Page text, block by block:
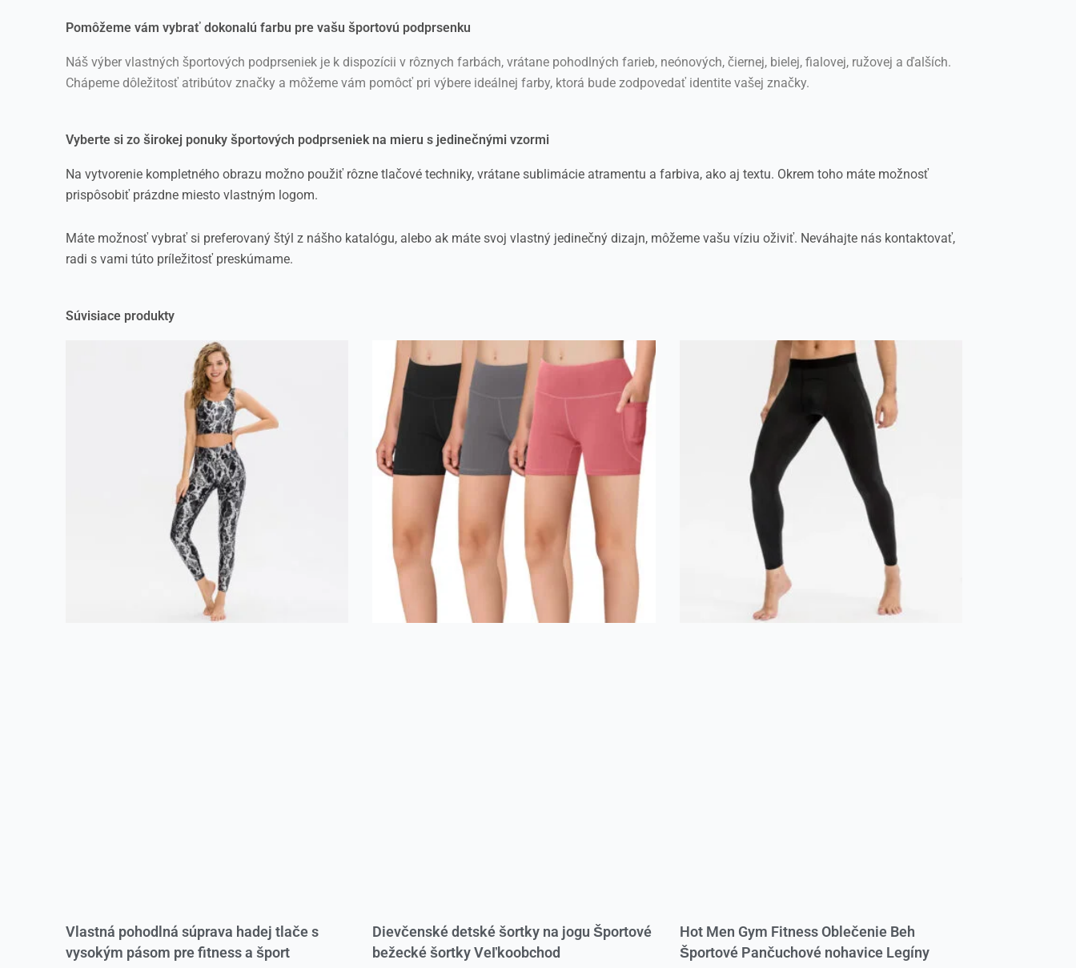
Pomôžeme vám vybrať dokonalú farbu pre vašu športovú podprsenku
Náš výber vlastných športových podprseniek je k dispozícii v rôznych farbách, vrátane pohodlných farieb, neónových, čiernej, bielej, fialovej, ružovej a ďalších.
Chápeme dôležitosť atribútov značky a môžeme vám pomôcť pri výbere ideálnej farby, ktorá bude zodpovedať identite vašej značky.
Vyberte si zo širokej ponuky športových podprseniek na mieru s jedinečnými vzormi
Na vytvorenie kompletného obrazu možno použiť rôzne tlačové techniky, vrátane sublimácie atramentu a farbiva, ako aj textu. Okrem toho máte možnosť
prispôsobiť prázdne miesto vlastným logom.
Máte možnosť vybrať si preferovaný štýl z nášho katalógu, alebo ak máte svoj vlastný jedinečný dizajn, môžeme vašu víziu oživiť. Neváhajte nás kontaktovať,
radi s vami túto príležitosť preskúmame.
Súvisiace produkty
Vlastná pohodlná súprava hadej tlače s
vysokým pásom pre fitness a šport
Dievčenské detské šortky na jogu Športové
bežecké šortky Veľkoobchod
Hot Men Gym Fitness Oblečenie Beh
Športové Pančuchové nohavice Legíny